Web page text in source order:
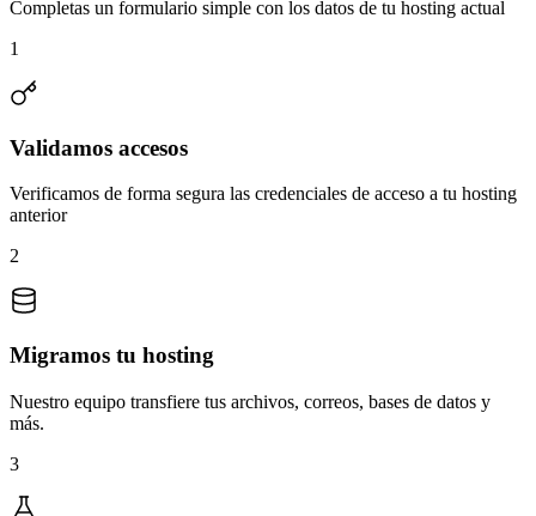
Completas un formulario simple con los datos de tu hosting actual
1
Validamos accesos
Verificamos de forma segura las credenciales de acceso a tu hosting
anterior
2
Migramos tu hosting
Nuestro equipo transfiere tus archivos, correos, bases de datos y
más.
3